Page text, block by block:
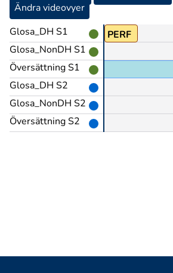
Ändra videovyer
Glosa_DH S1
Glosa_NonDH S1
Översättning S1
Glosa_DH S2
Glosa_NonDH S2
Översättning S2
PERF
den.